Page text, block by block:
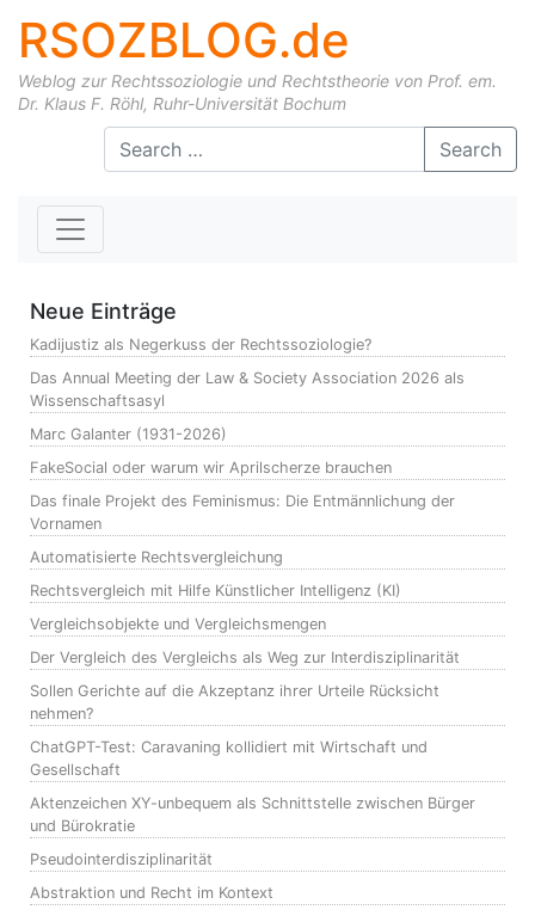
RSOZBLOG.de
Weblog zur Rechtssoziologie und Rechtstheorie von Prof. em.
Dr. Klaus F. Röhl, Ruhr-Universität Bochum
Skip to content Search
Neue Einträge
Kadijustiz als Negerkuss der Rechtssoziologie?
Das Annual Meeting der Law & Society Association 2026 als
Wissenschaftsasyl
Marc Galanter (1931-2026)
FakeSocial oder warum wir Aprilscherze brauchen
Das finale Projekt des Feminismus: Die Entmännlichung der
Vornamen
Automatisierte Rechtsvergleichung
Rechtsvergleich mit Hilfe Künstlicher Intelligenz (KI)
Vergleichsobjekte und Vergleichsmengen
Der Vergleich des Vergleichs als Weg zur Interdisziplinarität
Sollen Gerichte auf die Akzeptanz ihrer Urteile Rücksicht
nehmen?
ChatGPT-Test: Caravaning kollidiert mit Wirtschaft und
Gesellschaft
Aktenzeichen XY-unbequem als Schnittstelle zwischen Bürger
und Bürokratie
Pseudointerdisziplinarität
Abstraktion und Recht im Kontext